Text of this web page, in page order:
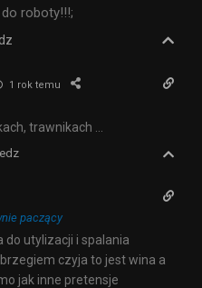
roboty!!!;
1 rok temu
trawnikach …
paczący
do utylizacji i spalania
czyja to jest wina a
jak inne pretensje